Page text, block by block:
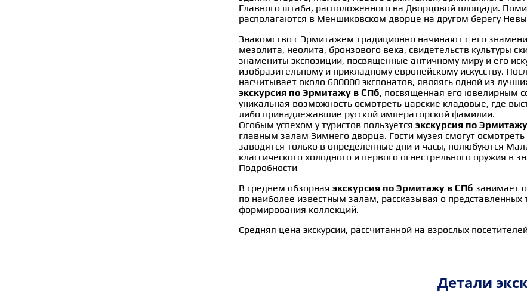
Главного штаба, расположенного на Дворцовой площади.
располагаются в Меншиковском дворце на другом берегу
Знакомство с Эрмитажем традиционно начинают с его
мезолита, неолита, бронзового века, свидетельств культуры
знамениты экспозиции, посвященные античному миру и его
изобразительному и прикладному европейскому искусству.
насчитывает около 600000 экспонатов, являясь одной из
экскурсия по Эрмитажу в СПб, посвященная его ювелирным
уникальная возможность осмотреть царские кладовые, где
либо принадлежавшие русской императорской фамилии.
Особым успехом у туристов пользуется экскурсия по
главным залам Зимнего дворца. Гости музея смогут
заводятся только в определенные дни и часы, полюбуются
классического холодного и первого огнестрельного оружия в
Подробности
В среднем обзорная экскурсия по Эрмитажу в СПб занимает
по наиболее известным залам, рассказывая о представленных
формирования коллекций.
Средняя цена экскурсии, рассчитанной на взрослых
Детали